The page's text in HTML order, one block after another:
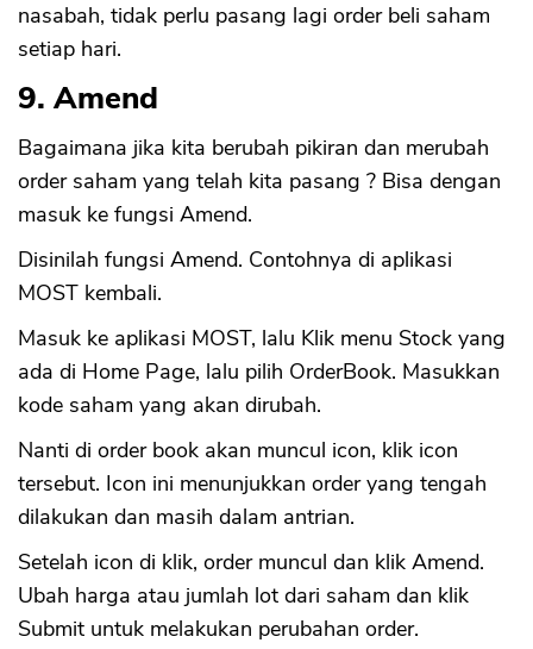
nasabah, tidak perlu pasang lagi order beli saham
setiap hari.
9. Amend
Bagaimana jika kita berubah pikiran dan merubah
order saham yang telah kita pasang ? Bisa dengan
masuk ke fungsi Amend.
Disinilah fungsi Amend. Contohnya di aplikasi
MOST kembali.
Masuk ke aplikasi MOST, lalu Klik menu Stock yang
ada di Home Page, lalu pilih OrderBook. Masukkan
kode saham yang akan dirubah.
Nanti di order book akan muncul icon, klik icon
tersebut. Icon ini menunjukkan order yang tengah
dilakukan dan masih dalam antrian.
Setelah icon di klik, order muncul dan klik Amend.
Ubah harga atau jumlah lot dari saham dan klik
Submit untuk melakukan perubahan order.